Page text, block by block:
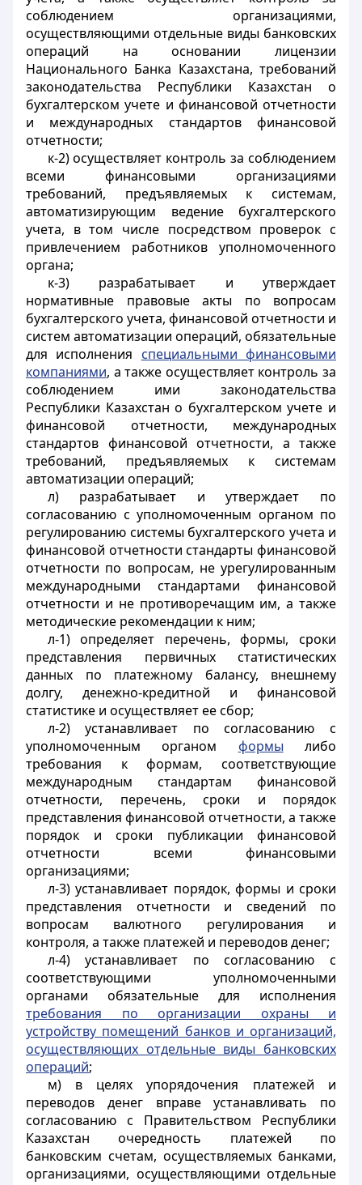
соблюдением организациями,
осуществляющими отдельные виды банковских
операций на основании лицензии
Национального Банка Казахстана, требований
законодательства Республики Казахстан о
бухгалтерском учете и финансовой отчетности
и международных стандартов финансовой
отчетности;
к-2) осуществляет контроль за соблюдением
всеми финансовыми организациями
требований, предъявляемых к системам,
автоматизирующим ведение бухгалтерского
учета, в том числе посредством проверок с
привлечением работников уполномоченного
органа;
к-3) разрабатывает и утверждает
нормативные правовые акты по вопросам
бухгалтерского учета, финансовой отчетности и
систем автоматизации операций, обязательные
для исполнения специальными финансовыми
компаниями, а также осуществляет контроль за
соблюдением ими законодательства
Республики Казахстан о бухгалтерском учете и
финансовой отчетности, международных
стандартов финансовой отчетности, а также
требований, предъявляемых к системам
автоматизации операций;
л) разрабатывает и утверждает по
согласованию с уполномоченным органом по
регулированию системы бухгалтерского учета и
финансовой отчетностистандарты финансовой
отчетности по вопросам, не урегулированным
международными стандартами финансовой
отчетности и не противоречащим им, а также
методические рекомендации к ним;
л-1)определяет перечень, формы, сроки
представления первичных статистических
данных по платежному балансу, внешнему
долгу, денежно-кредитной и финансовой
статистике и осуществляет ее сбор;
л-2) устанавливает по согласованию с
уполномоченным органом формы либо
требования к формам, соответствующие
международным стандартам финансовой
отчетности, перечень, сроки и порядок
представления финансовой отчетности, а также
порядок и сроки публикации финансовой
отчетности всеми финансовыми
организациями;
л-3) устанавливает порядок, формы и сроки
представления отчетности и сведений по
вопросам валютного регулирования и
контроля, а также платежей и переводов денег;
л-4) устанавливает по согласованию с
соответствующими уполномоченными
органами обязательные для исполнения
требования по организации охраны и
устройству помещений банков и организаций,
осуществляющих отдельные виды банковских
операций;
м) в целях упорядочения платежей и
переводов денег вправе устанавливать по
согласованию с Правительством Республики
Казахстан очередность платежей по
банковским счетам, осуществляемых банками,
организациями, осуществляющими отдельные